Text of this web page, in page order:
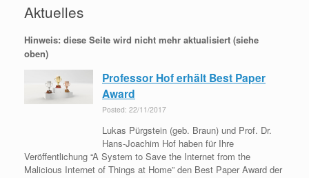
Aktuelles
Hinweis: diese Seite wird nicht mehr aktualisiert (siehe
oben)
Professor Hof erhält Best Paper
Award
Posted: 22/11/2017
Lukas Pürgstein (geb. Braun) und Prof. Dr.
Hans-Joachim Hof haben für Ihre
Veröffentlichung “A System to Save the Internet from the
Malicious Internet of Things at Home” den Best Paper Award der